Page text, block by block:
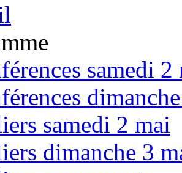
samedi 2
samedi 2 mai
dimanche 3